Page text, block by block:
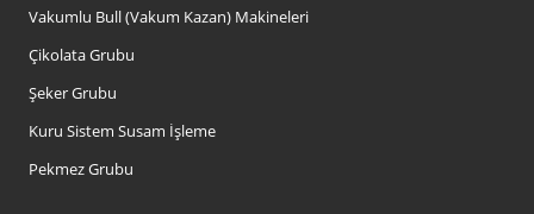
Vakumlu Bull (Vakum Kazan) Makineleri
Çikolata Grubu
Şeker Grubu
Kuru Sistem Susam İşleme
Pekmez Grubu